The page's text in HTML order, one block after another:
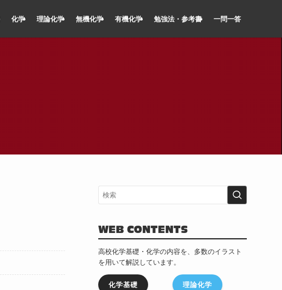
化学 理論化学 無機化学 有機化学 勉強法・参考書 一問一答
WEB CONTENTS
高校化学基礎・化学の内容を、多数のイラスト
を用いて解説しています。
化学基礎 理論化学